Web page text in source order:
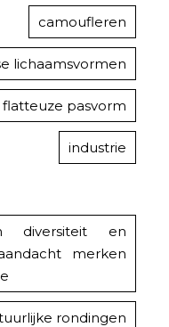
camoufleren
lichaamsvormen
flatteuze pasvorm
industrie
diversiteit en
merken
rondingen